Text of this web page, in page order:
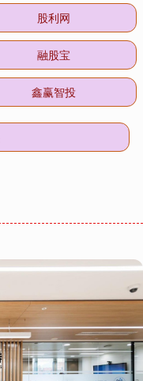
股利网
融股宝
鑫赢智投